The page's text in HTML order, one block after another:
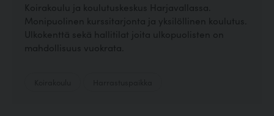
Koirakoulu ja koulutuskeskus Harjavallassa.
Monipuolinen kurssitarjonta ja yksilöllinen koulutus.
Ulkokenttä sekä hallitilat joita ulkopuolisten on
mahdollisuus vuokrata.